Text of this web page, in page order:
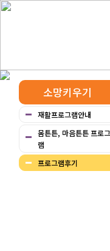
소망키우기
재활프로그램안내
몸튼튼, 마음튼튼 프로그
램
프로그램후기